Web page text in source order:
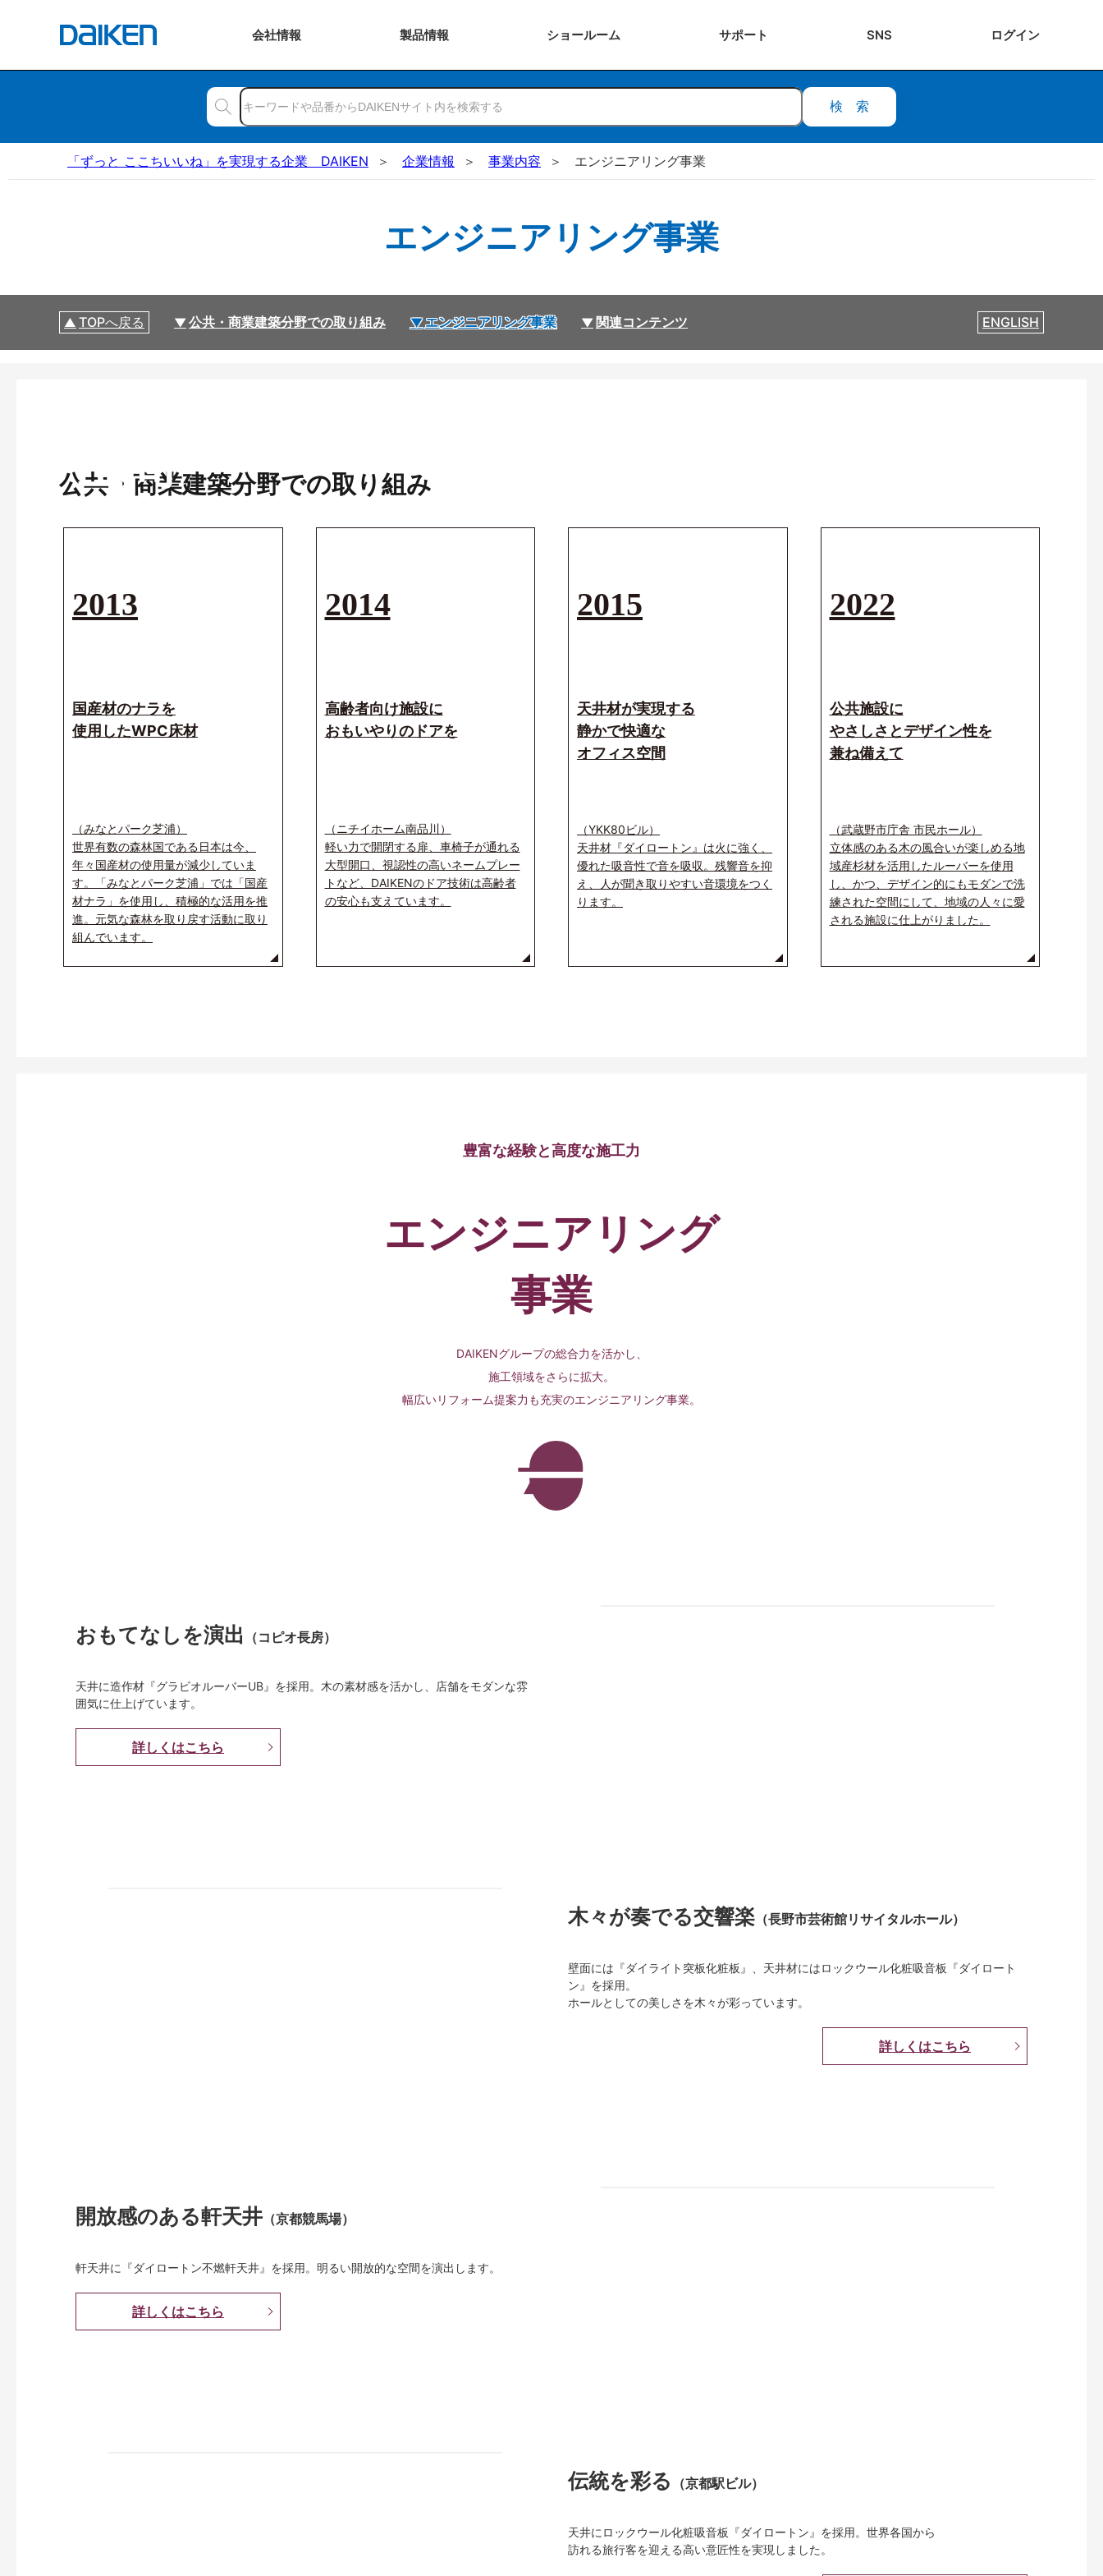
会社情報 製品情報 ショールーム サポート SNS ログイン
検索
「ずっと ここちいいね」を実現する企業 DAIKEN 企業情報 事業内容 エンジニアリング事業
エンジニアリング事業
TOPへ戻る 公共・商業建築分野での取り組み エンジニアリング事業 関連コンテンツ ENGLISH
空間
新たな素材をつくりだす。新たな快適をつくりだ
造していきます。
公共・商業建築分野での取り組み
2013
国産材のナラを
使用したWPC床材
（みなとパーク芝浦）
世界有数の森林国である日本は今、
年々国産材の使用量が減少していま
す。「みなとパーク芝浦」では「国産
材ナラ」を使用し、積極的な活用を推
進。元気な森林を取り戻す活動に取り
組んでいます。
2014
高齢者向け施設に
おもいやりのドアを
（ニチイホーム南品川）
軽い力で開閉する扉、車椅子が通れる
大型開口、視認性の高いネームプレー
トなど、DAIKENのドア技術は高齢者
の安心も支えています。
2015
天井材が実現する
静かで快適な
オフィス空間
（YKK80ビル）
天井材『ダイロートン』は火に強く、
優れた吸音性で音を吸収。残響音を抑
え、人が聞き取りやすい音環境をつく
ります。
2022
公共施設に
やさしさとデザイン性を
兼ね備えて
（武蔵野市庁舎 市民ホール）
立体感のある木の風合いが楽しめる地
域産杉材を活用したルーバーを使用
し、かつ、デザイン的にもモダンで洗
練された空間にして、地域の人々に愛
される施設に仕上がりました。
豊富な経験と高度な施工力
エンジニアリング
事業
DAIKENグループの総合力を活かし、
施工領域をさらに拡大。
幅広いリフォーム提案力も充実のエンジニアリング事業。
おもてなしを演出 （コピオ長房）
天井に造作材『グラビオルーバーUB』を採用。木の素材感を活かし、店舗をモダンな雰
囲気に仕上げています。
詳しくはこちら
木々が奏でる交響楽 （長野市芸術館リサイタルホール）
壁面には『ダイライト突板化粧板』、天井材にはロックウール化粧吸音板『ダイロート
ン』を採用。
ホールとしての美しさを木々が彩っています。
詳しくはこちら
開放感のある軒天井 （京都競馬場）
軒天井に『ダイロートン不燃軒天井』を採用。明るい開放的な空間を演出します。
詳しくはこちら
伝統を彩る （京都駅ビル）
天井にロックウール化粧吸音板『ダイロートン』を採用。世界各国から
訪れる旅行客を迎える高い意匠性を実現しました。